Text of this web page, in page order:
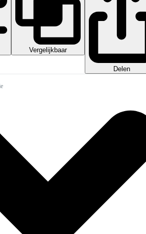
Vergelijkbaar
Delen